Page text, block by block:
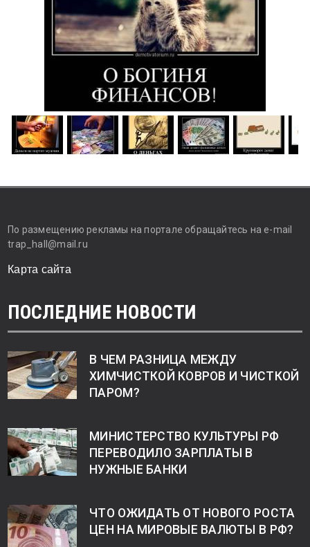
По размещению рекламы на портале обращайтесь на e-mail
trap_hall@mail.ru
Карта сайта
ПОСЛЕДНИЕ НОВОСТИ
В ЧЕМ РАЗНИЦА МЕЖДУ
ХИМЧИСТКОЙ КОВРОВ И ЧИСТКОЙ
ПАРОМ?
МИНИСТЕРСТВО КУЛЬТУРЫ РФ
ПЕРЕВОДИЛО ЗАРПЛАТЫ В
НУЖНЫЕ БАНКИ
ЧТО ОЖИДАТЬ ОТ НОВОГО РОСТА
ЦЕН НА МИРОВЫЕ ВАЛЮТЫ В РФ?